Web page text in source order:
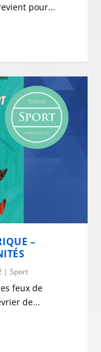
pour...
–
|Sport
feux de
de...